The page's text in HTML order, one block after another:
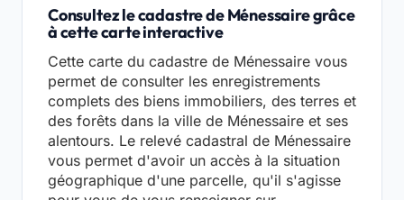
Consultez le cadastre de Ménessaire grâce
à cette carte interactive
Cette carte du cadastre de Ménessaire vous
permet de consulter les enregistrements
complets des biens immobiliers, des terres et
des forêts dans la ville de Ménessaire et ses
alentours. Le relevé cadastral de Ménessaire
vous permet d'avoir un accès à la situation
géographique d'une parcelle, qu'il s'agisse